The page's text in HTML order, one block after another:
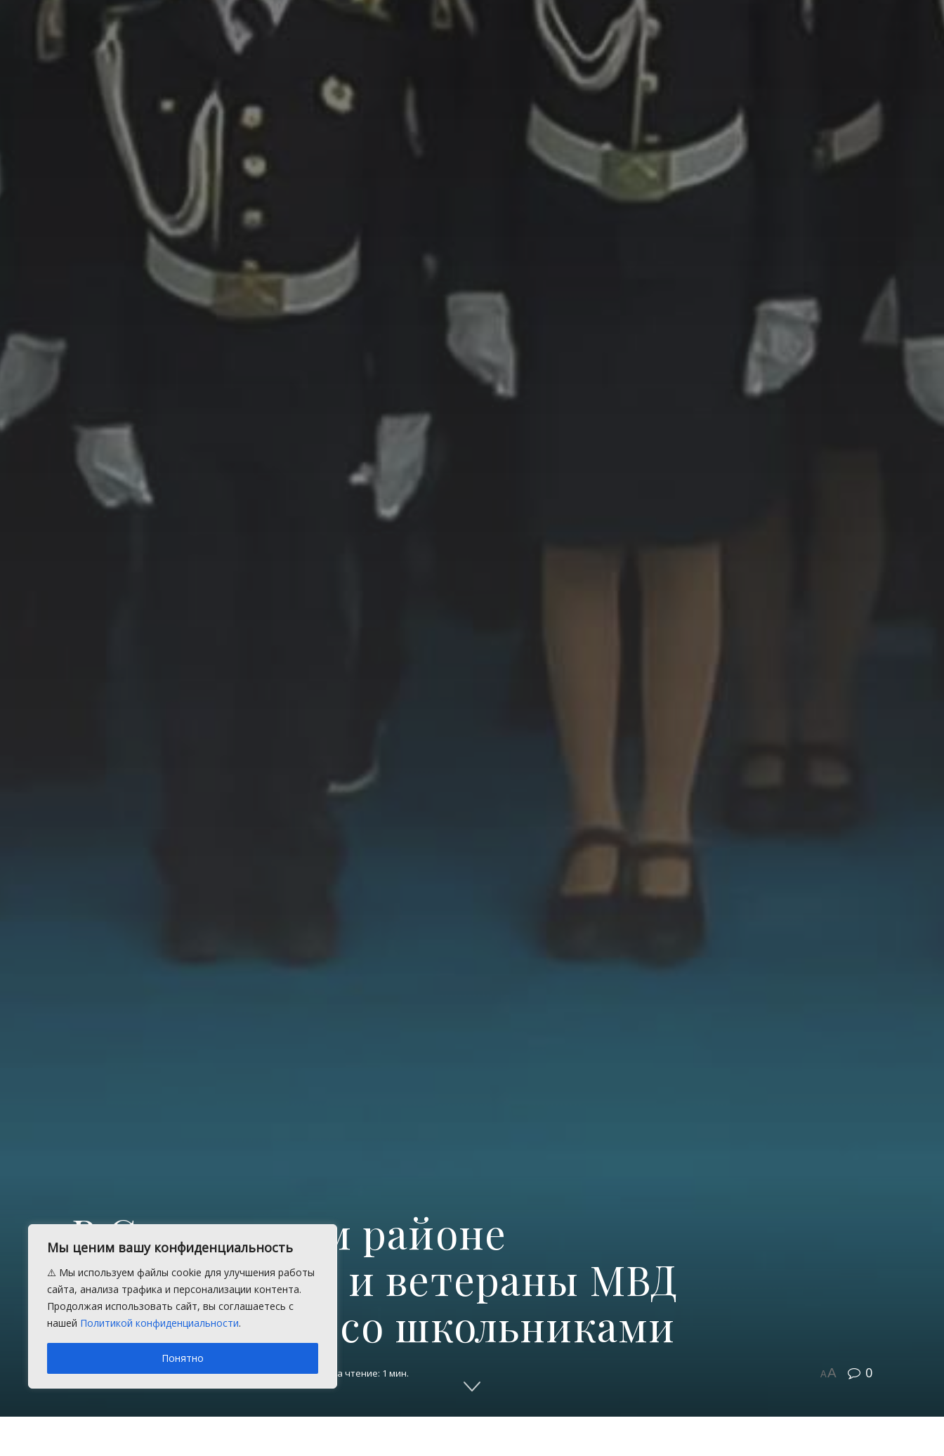
Мы ценим вашу конфиденциальность
⚠️ Мы используем файлы cookie для улучшения работы
сайта, анализа трафика и персонализации контента.
Продолжая использовать сайт, вы соглашаетесь с
нашей Политикой конфиденциальности.
Понятно
В Сосновском районе
полицейские и ветераны МВД
встретились со школьниками
Пятница, 28 февраля 2020 г. в рубрикеОбщество Время на чтение: 1 мин. AA 0